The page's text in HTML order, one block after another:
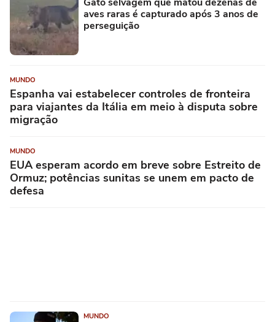
aves raras é capturado após 3 anos de
perseguição
MUNDO
Espanha vai estabelecer controles de fronteira
para viajantes da Itália em meio à disputa sobre
migração
MUNDO
EUA esperam acordo em breve sobre Estreito de
Ormuz; potências sunitas se unem em pacto de
defesa
MUNDO